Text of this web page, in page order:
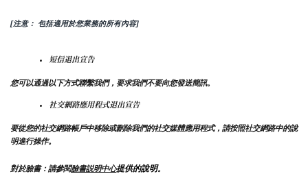
[注意： 包括適用於您業務的所有內容]
短信退出宣告
您可以通過以下方式聯繫我們，要求我們不要向您發送簡訊。
社交網路應用程式退出宣告
要從您的社交網路帳戶中移除或刪除我們的社交媒體應用程式，請按照社交網路中的說
明進行操作。
對於臉書：請參閱臉書説明中心提供的說明。